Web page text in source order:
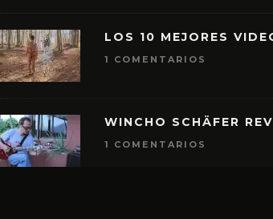
LOS 10 MEJORES
1 COMENTARIOS
WINCHO SCHÄFER
1 COMENTARIOS